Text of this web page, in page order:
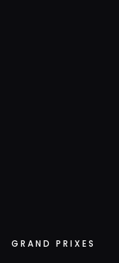
GRAND PRIXES